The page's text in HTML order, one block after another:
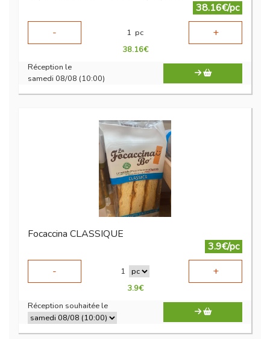
38.16€/pc
-
1 pc +
38.16€
Réception le
samedi 08/08 (10:00)
Focaccina CLASSIQUE
3.9€/pc
-
1 +
3.9€
Réception souhaitée le